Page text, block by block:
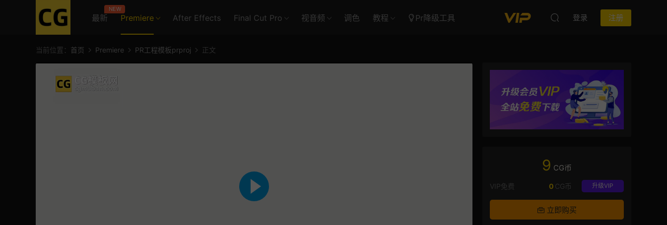
最新
NEW
Premiere After Effects Final Cut Pro 视音频 调色 教程 Pr降级工具 登录 注册
当前位置： 首页 Premiere PR工程模板prproj 正文
9 CG币
VIP免费 升级VIP
0 CG币
立即购买